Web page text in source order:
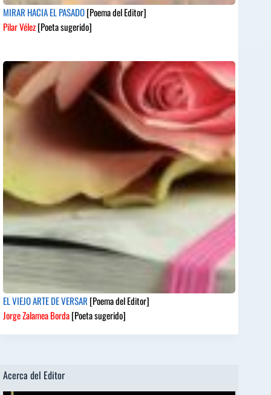
MIRAR HACIA EL PASADO[Poema del Editor]
Pilar Vélez[Poeta sugerido]
EL VIEJO ARTE DE VERSAR [Poema del Editor]
Jorge Zalamea Borda[Poeta sugerido]
Acerca del Editor